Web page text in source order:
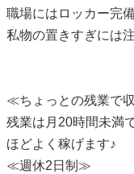
職場にはロッカー完備
私物の置きすぎには
≪ちょっとの残業で
残業は月20時間未満で
ほどよく稼げます♪
≪週休2日制≫